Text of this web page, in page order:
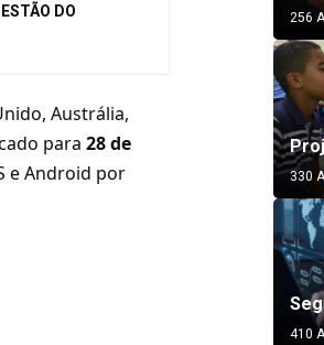
DO
Austrália,
para28 de
e Android por
256
330
410